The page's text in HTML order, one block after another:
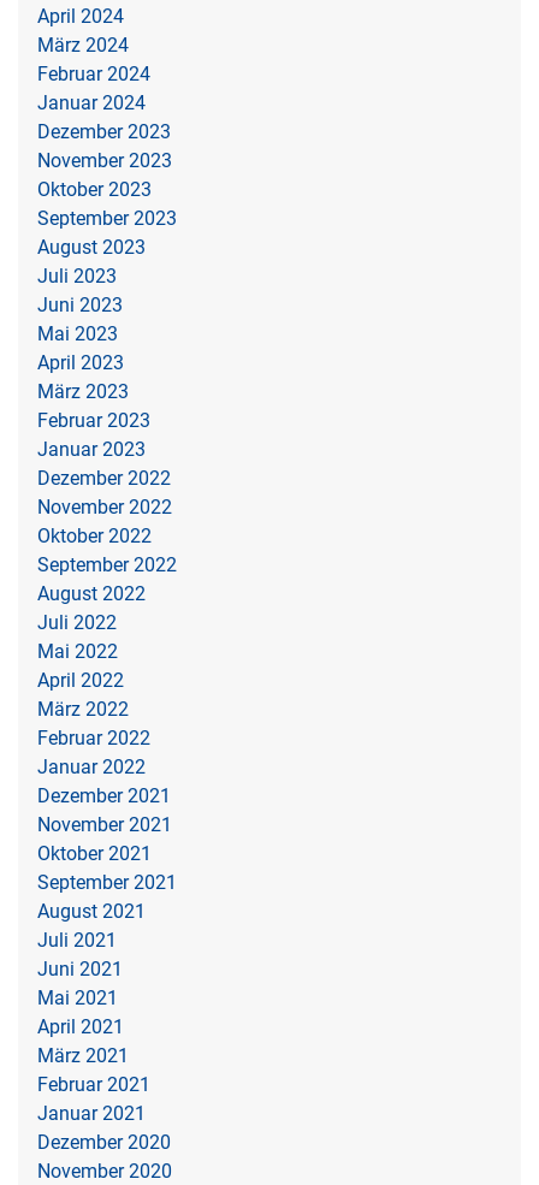
April 2024
März 2024
Februar 2024
Januar 2024
Dezember 2023
November 2023
Oktober 2023
September 2023
August 2023
Juli 2023
Juni 2023
Mai 2023
April 2023
März 2023
Februar 2023
Januar 2023
Dezember 2022
November 2022
Oktober 2022
September 2022
August 2022
Juli 2022
Mai 2022
April 2022
März 2022
Februar 2022
Januar 2022
Dezember 2021
November 2021
Oktober 2021
September 2021
August 2021
Juli 2021
Juni 2021
Mai 2021
April 2021
März 2021
Februar 2021
Januar 2021
Dezember 2020
November 2020